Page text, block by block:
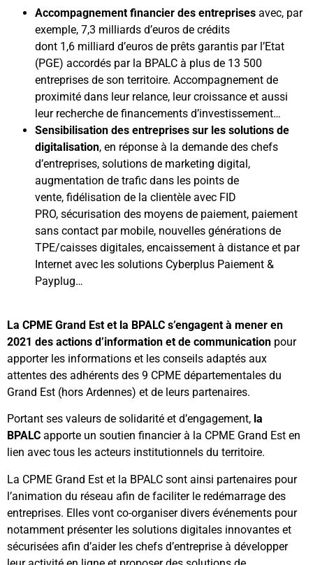
Accompagnement financier des entreprises avec, par
exemple, 7,3 milliards d’euros de crédits
dont 1,6 milliard d’euros de prêts garantis par l’Etat
(PGE) accordés par la BPALC à plus de 13 500
entreprises de son territoire. Accompagnement de
proximité dans leur relance, leur croissance et aussi
leur recherche de financements d’investissement…
Sensibilisation des entreprises sur les solutions de
digitalisation, en réponse à la demande des chefs
d’entreprises, solutions de marketing digital,
augmentation de trafic dans les points de
vente, fidélisation de la clientèle avec FID
PRO, sécurisation des moyens de paiement, paiement
sans contact par mobile, nouvelles générations de
TPE/caisses digitales, encaissement à distance et par
Internet avec les solutions Cyberplus Paiement &
Payplug…
La CPME Grand Est et la BPALC s’engagent à mener en
2021 des actions d’information et de communication pour
apporter les informations et les conseils adaptés aux
attentes des adhérents des 9 CPME départementales du
Grand Est (hors Ardennes) et de leurs partenaires.
Portant ses valeurs de solidarité et d’engagement, la
BPALC apporte un soutien financier à la CPME Grand Est en
lien avec tous les acteurs institutionnels du territoire.
La CPME Grand Est et la BPALC sont ainsi partenaires pour
l’animation du réseau afin de faciliter le redémarrage des
entreprises. Elles vont co-organiser divers événements pour
notamment présenter les solutions digitales innovantes et
sécurisées afin d’aider les chefs d’entreprise à développer